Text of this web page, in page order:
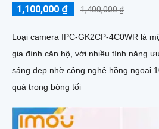
1,100,000 ₫ 1,400,000 ₫
Loại camera IPC-GK2CP-4C0WR là
gia đình căn hộ, với nhiều tính năng ưu việt. Hình ảnh
sáng đẹp nhờ công nghệ hồng ngoại
quả trong bóng tối